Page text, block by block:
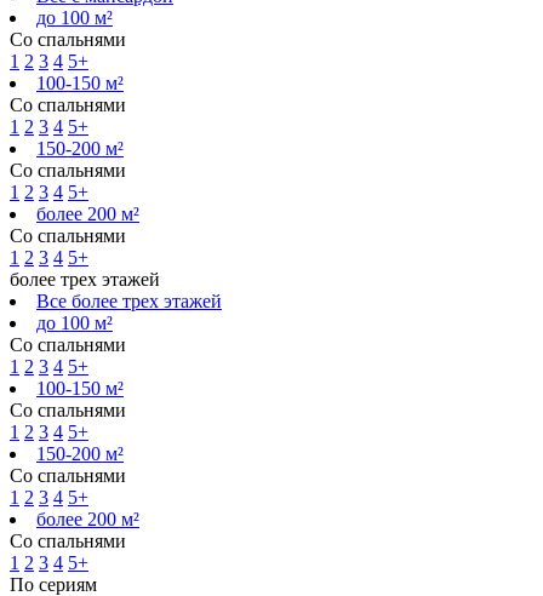
до 100 м²
Со спальнями
1 2 3 4 5+
100-150 м²
Со спальнями
1 2 3 4 5+
150-200 м²
Со спальнями
1 2 3 4 5+
более 200 м²
Со спальнями
1 2 3 4 5+
более трех этажей
Все более трех этажей
до 100 м²
Со спальнями
1 2 3 4 5+
100-150 м²
Со спальнями
1 2 3 4 5+
150-200 м²
Со спальнями
1 2 3 4 5+
более 200 м²
Со спальнями
1 2 3 4 5+
По сериям